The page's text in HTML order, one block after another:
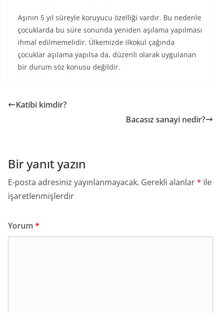
Aşının 5 yıl süreyle koruyucu özelliği vardır. Bu nedenle
çocuklarda bu süre sonunda yeniden aşılama yapılması
ihmal edilmemelidir. Ülkemizde ilkokul çağında
çocuklar aşılama yapılsa da, düzenli olarak uygulanan
bir durum söz konusu değildir.
Katibi kimdir?
Bacasız sanayi nedir?
Bir yanıt yazın
E-posta adresiniz yayınlanmayacak. Gerekli alanlar* ile
işaretlenmişlerdir
Yorum *